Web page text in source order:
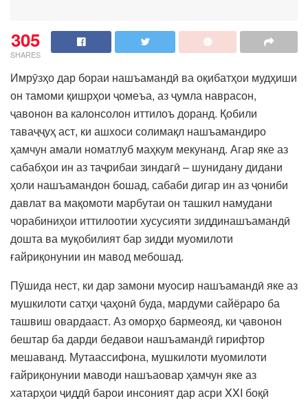
305
SHARES
Имрӯзҳо дар бораи нашъамандӣ ва оқибатҳои мудҳиши
он тамоми қишрҳои ҷомеъа, аз ҷумла наврасон,
ҷавонон ва калонсолон иттилоъ доранд. Қобили
таваҷҷуҳ аст, ки ашхоси солимақл нашъамандиро
ҳамчун амали номатлуб маҳкум мекунанд. Агар яке аз
сабабҳои ин аз таҷрибаи зиндагӣ – шунидану дидани
ҳоли нашъамандон бошад, сабаби дигар ин аз ҷониби
давлат ва мақомоти марбутаи он ташкил намудани
чорабиниҳои иттилоотии хусусияти зиддинашъамандӣ
дошта ва муқобилият бар зидди муомилоти
ғайриқонунии ин мавод мебошад.
Пӯшида нест, ки дар замони муосир нашъамандӣ яке аз
мушкилоти сатҳи ҷаҳонӣ буда, мардуми сайёраро ба
ташвиш овардааст. Аз оморҳо бармеояд, ки ҷавонон
бештар ба дарди бедавои нашъамандӣ гирифтор
мешаванд. Мутаассифона, мушкилоти муомилоти
ғайриқонунии маводи нашъаовар ҳамчун яке аз
хатарҳои ҷиддӣ барои инсоният дар асри XXI боқӣ